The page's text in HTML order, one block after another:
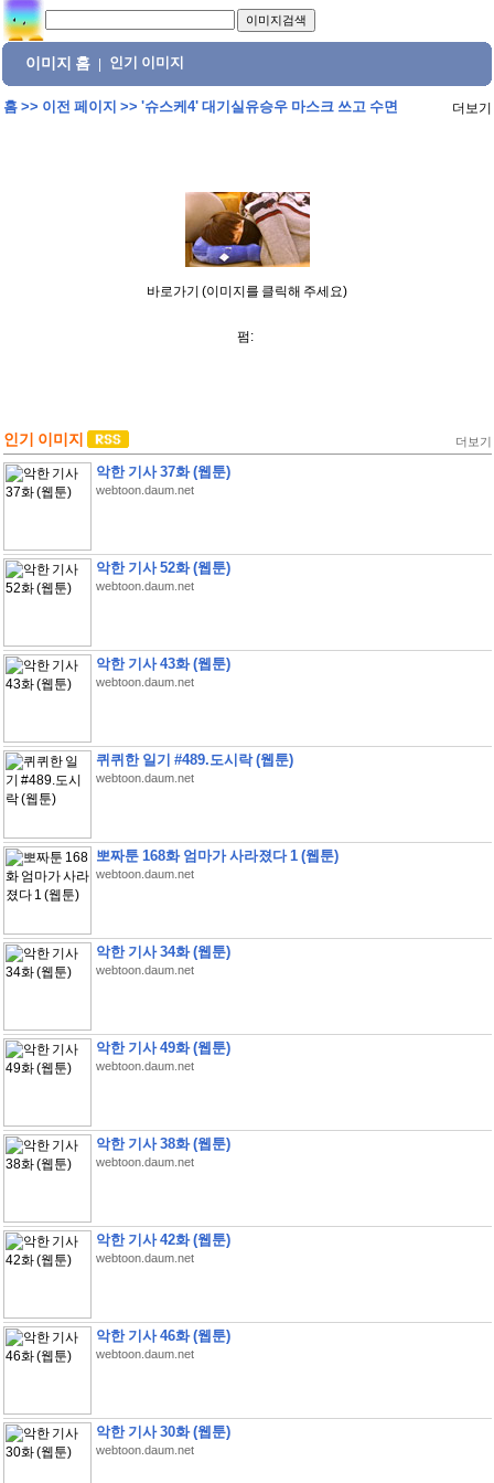
이미지 홈 인기 이미지
홈>> 이전 페이지 >> '슈스케4' 대기실유승우 마스크 쓰고 수면 더보기
바로가기 (이미지를 클릭해 주세요)
펌:
인기 이미지 더보기
악한 기사 37화 (웹툰)
webtoon.daum.net
악한 기사 52화 (웹툰)
webtoon.daum.net
악한 기사 43화 (웹툰)
webtoon.daum.net
퀴퀴한 일기 #489.도시락 (웹툰)
webtoon.daum.net
뽀짜툰 168화 엄마가 사라졌다 1 (웹툰)
webtoon.daum.net
악한 기사 34화 (웹툰)
webtoon.daum.net
악한 기사 49화 (웹툰)
webtoon.daum.net
악한 기사 38화 (웹툰)
webtoon.daum.net
악한 기사 42화 (웹툰)
webtoon.daum.net
악한 기사 46화 (웹툰)
webtoon.daum.net
악한 기사 30화 (웹툰)
webtoon.daum.net